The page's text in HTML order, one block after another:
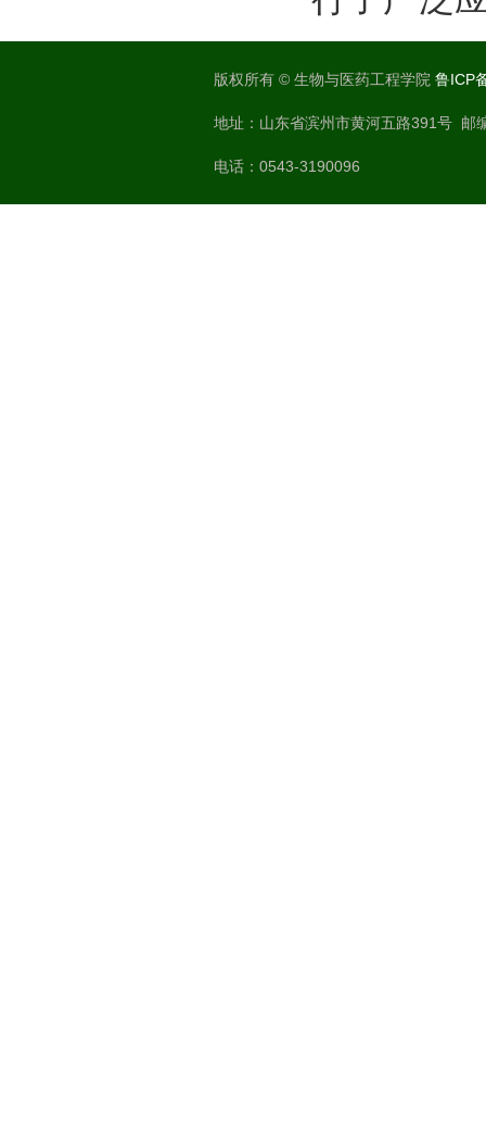
版权所有 © 生物与医药工程学院 鲁ICP
地址：山东省滨州市黄河五路391号 邮
电话：0543-3190096